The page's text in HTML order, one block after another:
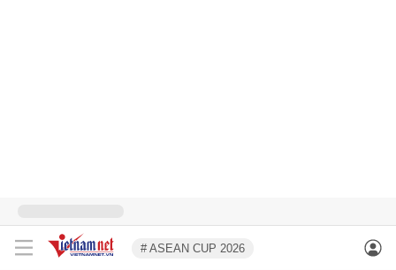
# ASEAN CUP 2026